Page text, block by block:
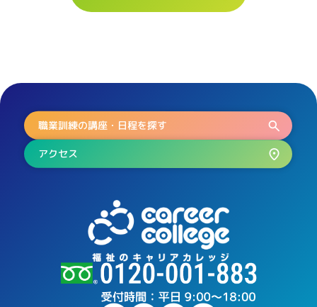
職業訓練の講座・日程を探す
アクセス